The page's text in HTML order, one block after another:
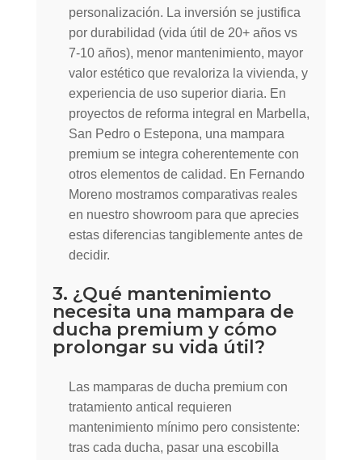
personalización. La inversión se justifica
por durabilidad (vida útil de 20+ años vs
7-10 años), menor mantenimiento, mayor
valor estético que revaloriza la vivienda, y
experiencia de uso superior diaria. En
proyectos de reforma integral en Marbella,
San Pedro o Estepona, una mampara
premium se integra coherentemente con
otros elementos de calidad. En Fernando
Moreno mostramos comparativas reales
en nuestro showroom para que aprecies
estas diferencias tangiblemente antes de
decidir.
3. ¿Qué mantenimiento
necesita una mampara de
ducha premium y cómo
prolongar su vida útil?
Las mamparas de ducha premium con
tratamiento antical requieren
mantenimiento mínimo pero consistente:
tras cada ducha, pasar una escobilla